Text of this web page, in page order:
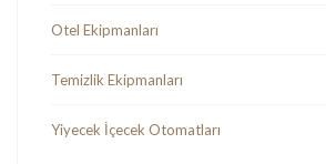
Otel Ekipmanları
Temizlik Ekipmanları
Yiyecek İçecek Otomatları